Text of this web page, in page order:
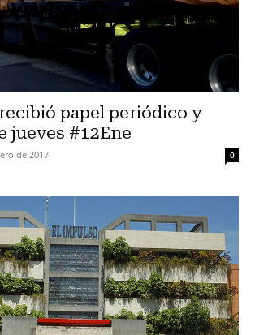
papel periódico y
jueves #12Ene
de 2017 0